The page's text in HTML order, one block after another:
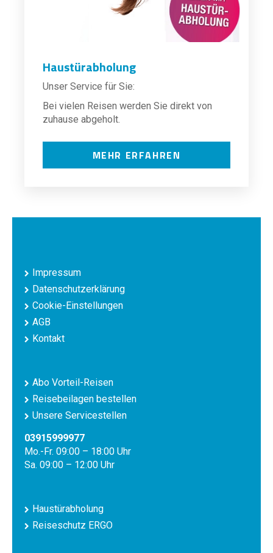
Haustürabholung
Unser Service für Sie:
Bei vielen Reisen werden Sie direkt von
zuhause abgeholt.
MEHR ERFAHREN
Impressum
Datenschutzerklärung
Cookie-Einstellungen
AGB
Kontakt
Abo Vorteil-Reisen
Reisebeilagen bestellen
Unsere Servicestellen
03915999977
Mo.-Fr. 09:00 – 18:00 Uhr
Sa. 09:00 – 12:00 Uhr
Haustürabholung
Reiseschutz ERGO